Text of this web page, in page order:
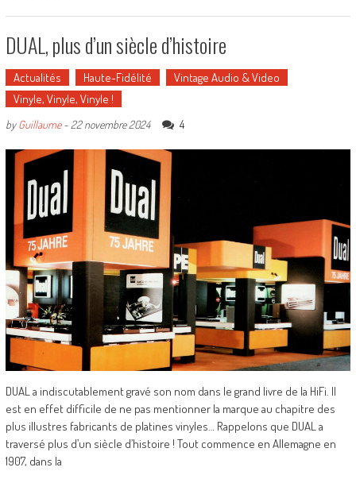
DUAL, plus d’un siècle d’histoire
Actualités Haute-Fidélité
Vintage Audio & Video
Vinyle, Vinyle, Vinyle !
byGuillaume- 22 novembre 2024 4
DUAL a indiscutablement gravé son nom dans le grand livre de la HiFi. Il
est en effet difficile de ne pas mentionner la marque au chapitre des
plus illustres fabricants de platines vinyles… Rappelons que DUAL a
traversé plus d’un siècle d’histoire ! Tout commence en Allemagne en
1907, dans la